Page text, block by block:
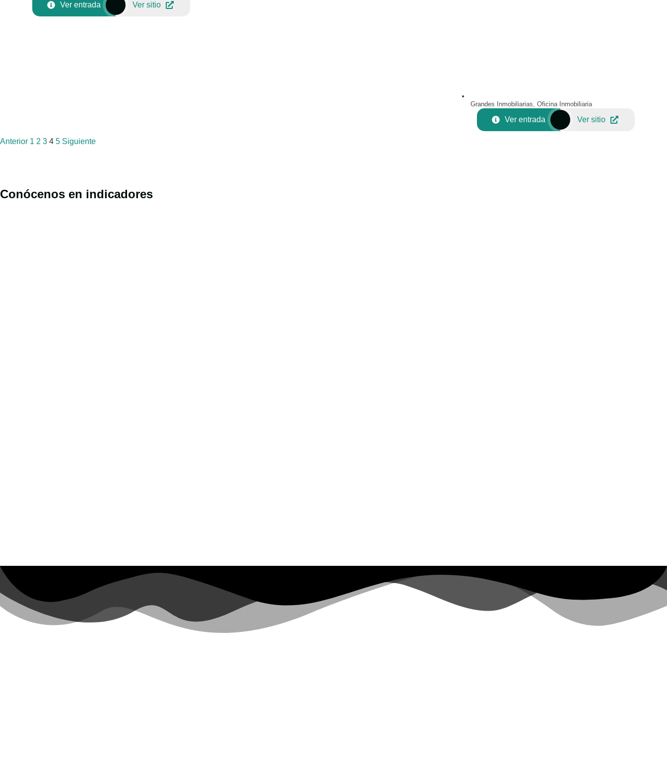
Ver entrada Ver sitio
Grandes Inmobiliarias, Oficina Inmobiliaria
Ver entrada Ver sitio
Anterior 1 2 3 4 5 Siguiente
Conócenos en indicadores